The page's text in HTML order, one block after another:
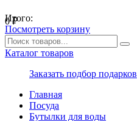
0₽
Итого:
Посмотреть корзину
Каталог товаров
Заказать подбор подарков
Главная
Посуда
Бутылки для воды